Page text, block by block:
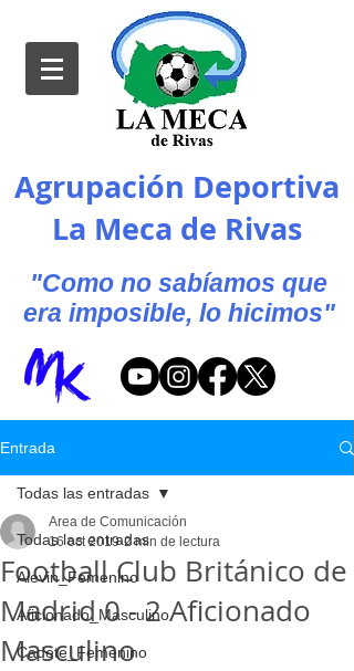
Agrupación Deportiva
La Meca de Rivas
"Como no sabíamos que
era imposible, lo hicimos"
Entrada
Todas las entradas
Alevin_Femenino
Aficionado_Masculino
Cadete_Femenino
Todas las entradas
Football Club Británico de
Madrid 0 - 2 Aficionado
Masculino
Area de Comunicación
16 oct 2019 2 min de lectura